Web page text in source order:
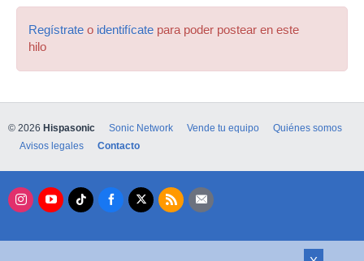
Regístrate o identifícate para poder postear en este
hilo
© 2026 Hispasonic Sonic Network Vende tu equipo
Quiénes somos
Avisos legales
Contacto